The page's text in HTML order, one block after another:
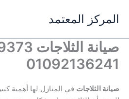
المركز المعتمد
01092136241
صيانة الثلاجات في المنازل لها أهمية